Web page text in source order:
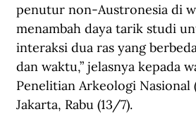
penutur non-Austronesia di
menambah daya tarik studi
interaksi dua ras yang
dan waktu,” jelasnya kepada
Penelitian Arkeologi Nasional
Jakarta, Rabu (13/7).